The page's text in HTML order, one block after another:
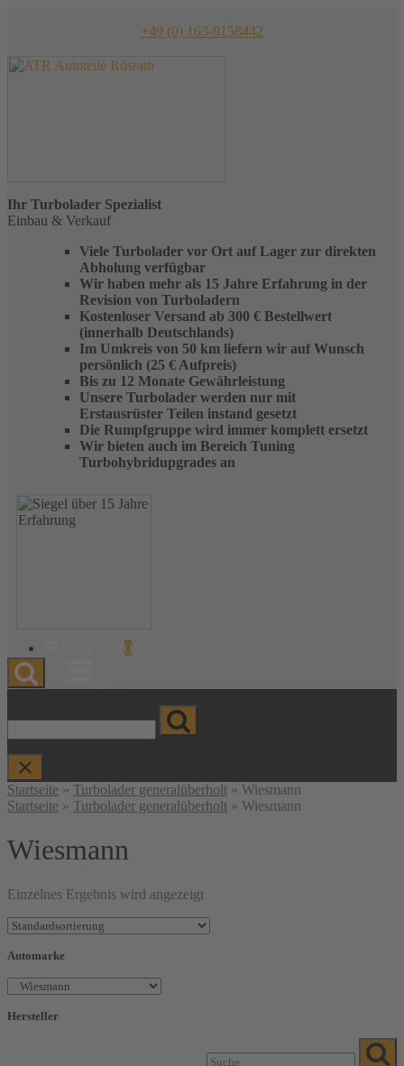
+49 (0) 163-9158442
Ihr Turbolader Spezialist
Einbau & Verkauf
Viele Turbolader vor Ort auf Lager zur direkten
Abholung verfügbar
Wir haben mehr als 15 Jahre Erfahrung in der
Revision von Turboladern
Kostenloser Versand ab 300 € Bestellwert
(innerhalb Deutschlands)
Im Umkreis von 50 km liefern wir auf Wunsch
persönlich (25 € Aufpreis)
Bis zu 12 Monate Gewährleistung
Unsere Turbolader werden nur mit
Erstausrüster Teilen instand gesetzt
Die Rumpfgruppe wird immer komplett ersetzt
Wir bieten auch im Bereich Tuning
Turbohybridupgrades an
anzeigen
0
Startseite » Turbolader generalüberholt » Wiesmann
Startseite » Turbolader generalüberholt » Wiesmann
Wiesmann
Einzelnes Ergebnis wird angezeigt
Automarke
Hersteller